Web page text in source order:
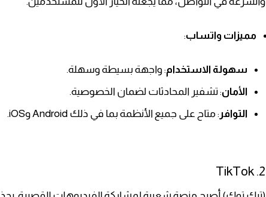
مميزات واتساب:
سهولة الاستخدام: واجهة بسيطة وسهلة.
الأمان: تشفير المحادثات لضمان الخصوصية.
التوافر : متاح على جميع الأنظمة بما في ذلك Android وiOS.
2. TikTok